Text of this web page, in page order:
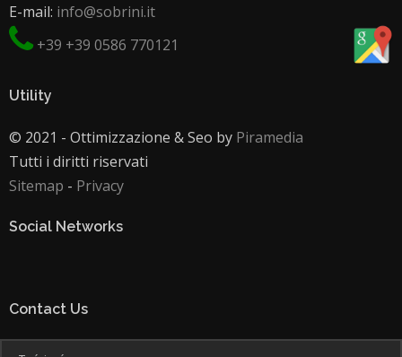
E-mail: info@sobrini.it
+39 +39 0586 770121
Utility
© 2021 - Ottimizzazione & Seo by Piramedia
Tutti i diritti riservati
Sitemap - Privacy
Social Networks
Contact Us